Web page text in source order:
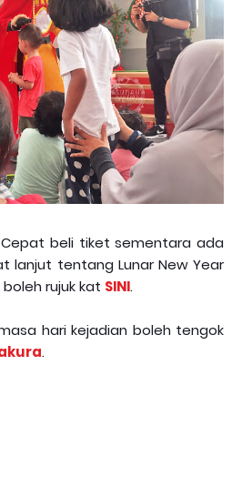
beli tiket sementara ada
lanjut tentang Lunar New Year
boleh rujuk kat SINI.
hari kejadian boleh tengok
.